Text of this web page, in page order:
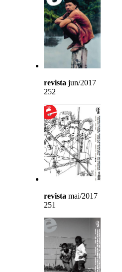
revista jun/2017
252
revista mai/2017
251